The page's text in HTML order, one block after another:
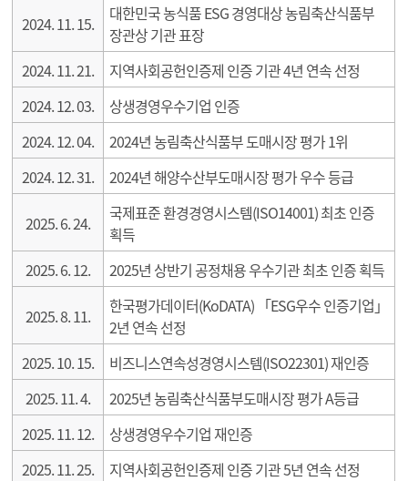
2024. 11. 15.
대한민국 농식품 ESG 경영대상 농림축산식품부
장관상 기관 표장
2024. 11. 21.
지역사회공헌인증제 인증 기관 4년 연속 선정
2024. 12. 03.
상생경영우수기업 인증
2024. 12. 04.
2024년 농림축산식품부 도매시장 평가 1위
2024. 12. 31.
2024년 해양수산부도매시장 평가 우수 등급
2025. 6. 24.
국제표준 환경경영시스템(ISO14001) 최초 인증
획득
2025. 6. 12.
2025년 상반기 공정채용 우수기관 최초 인증 획득
2025. 8. 11.
한국평가데이터(KoDATA) 「ESG우수 인증기업」
2년 연속 선정
2025. 10. 15.
비즈니스연속성경영시스템(ISO22301) 재인증
2025. 11. 4.
2025년 농림축산식품부도매시장 평가 A등급
2025. 11. 12.
상생경영우수기업 재인증
2025. 11. 25.
지역사회공헌인증제 인증 기관 5년 연속 선정